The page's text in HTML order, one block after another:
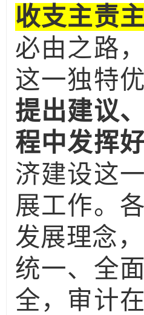
收支主责
必由之路
这一独特优
提出建议
程中发挥
济建设这
展工作。
发展理念
统一、全
全，审计